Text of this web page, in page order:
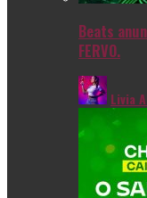
Beats
FERVO.
Livia